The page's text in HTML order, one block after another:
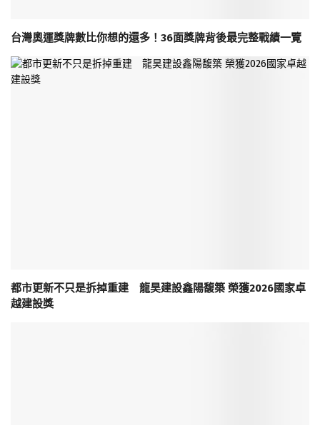
台灣奧運獎牌數比你想的還多！36面獎牌背後最完整戰績一覽
都市更新不只是拆掉重建 龍昊建設鑫陽馥築 榮獲2026國家卓
越建設獎